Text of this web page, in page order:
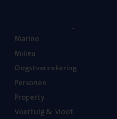
Mari­ne
Mili­eu
Oogst­ver­ze­ke­ring
Per­so­nen
Pro­per­ty
Voer­tuig& vloot